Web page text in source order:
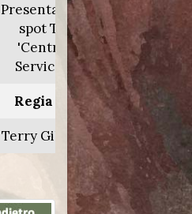
Presentatore
spot TV
'Central
Services'
Regia di:
Terry Gilliam